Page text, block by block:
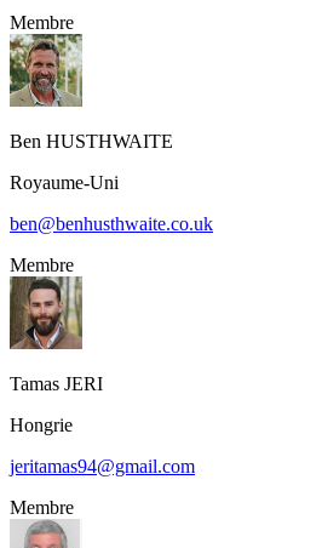
Membre
Ben HUSTHWAITE
Royaume-Uni
ben@benhusthwaite.co.uk
Membre
Tamas JERI
Hongrie
jeritamas94@gmail.com
Membre